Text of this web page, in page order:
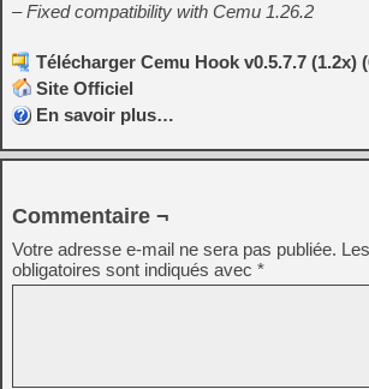
– Fixed compatibility with Cemu 1.26.2
Télécharger Cemu Hook v0.5.7.7 (1.2x)
Site Officiel
En savoir plus…
Commentaire ¬
Votre adresse e-mail ne sera pas publiée.
obligatoires sont indiqués avec *